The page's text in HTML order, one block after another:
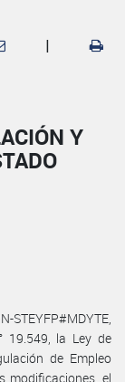
|
Y
STEYFP#MDYTE,
19.549, la Ley de
de Empleo
modificaciones, el